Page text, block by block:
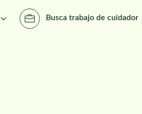
Busca trabajo de cuidador